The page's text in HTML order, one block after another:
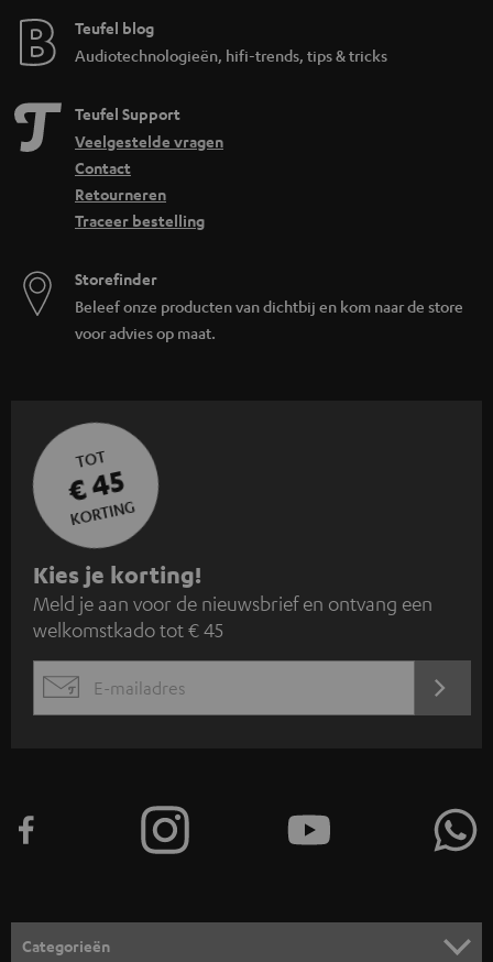
Teufel blog
Audiotechnologieën, hifi-trends, tips & tricks
Teufel Support
Veelgestelde vragen
Contact
Retourneren
Traceer bestelling
Storefinder
Beleef onze producten van dichtbij en kom naar de store
voor advies op maat.
TOT
€ 45
KORTING
A
a
n
m
e
n
o
Kies je korting!
Meld je aan voor de nieuwsbrief en ontvang een
welkomstkado tot € 45
EMAIL
Categorieën